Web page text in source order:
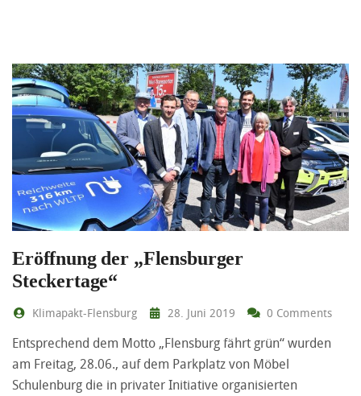
Eröffnung der „Flensburger
Steckertage“
Klimapakt-Flensburg 28. Juni 2019 0 Comments
Entsprechend dem Motto „Flensburg fährt grün“ wurden
am Freitag, 28.06., auf dem Parkplatz von Möbel
Schulenburg die in privater Initiative organisierten